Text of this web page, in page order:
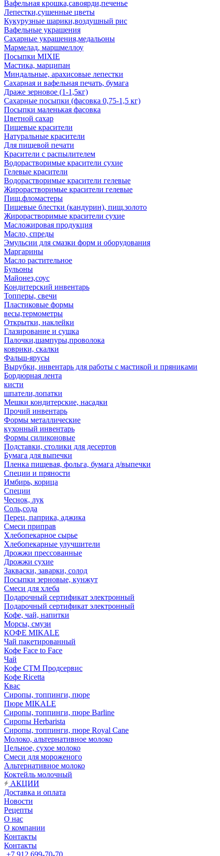
Вафельная крошка,савоярди,печенье
Лепестки,сушенные цветы
Кукурузные шарики,воздушный рис
Вафельные украшения
Сахарные украшения,медальоны
Мармелад, маршмеллоу
Посыпки MIXIE
Мастика, марципан
Миндальные, арахисовые лепестки
Сахарная и вафельная печать, бумага
Драже зерновое (1-1,5кг)
Сахарные посыпки (фасовка 0,75-1,5 кг)
Посыпки маленькая фасовка
Цветной сахар
Пищевые красители
Натуральные красители
Для пищевой печати
Красители с распылителем
Водорастворимые красители сухие
Гелевые красители
Водорастворимые красители гелевые
Жирорастворимые красители гелевые
Пищ.фломастеры
Пищевые блестки (кандурин), пищ.золото
Жирорастворимые красители сухие
Масложировая продукция
Масло, спреды
Эмульсии для смазки форм и оборудования
Маргарины
Масло растительное
Бульоны
Майонез,соус
Кондитерский инвентарь
Топперы, свечи
Пластиковые формы
весы,термометры
Открытки, наклейки
Глазирование и сушка
Палочки,шампуры,проволока
коврики, скалки
Фальш-ярусы
Вырубки, инвентарь для работы с мастикой и пряниками
Бордюрная лента
кисти
шпатели,лопатки
Мешки кондитерские, насадки
Прочий инвентарь
Формы металлические
кухонный инвентарь
Формы силиконовые
Подставки, столики для десертов
Бумага для выпечки
Пленка пищевая, фольга, бумага д/выпечки
Специи и пряности
Имбирь, корица
Специи
Чеснок, лук
Соль,сода
Перец, паприка, аджика
Смеси приправ
Хлебопекарное сырье
Хлебопекарные улучшители
Дрожжи прессованные
Дрожжи сухие
Закваски, заварки, солод
Посыпки зерновые, кунжут
Смеси для хлеба
Подарочный сертификат электронный
Подарочный сертификат электронный
Кофе, чай, напитки
Морсы, смузи
КОФЕ MIKALE
Чай пакетированный
Кофе Face to Face
Чай
Кофе СТМ Продсервис
Кофе Ricetta
Квас
Сиропы, топпинги, пюре
Пюре MIKALE
Сиропы, топпинги, пюре Barline
Сиропы Herbarista
Сиропы, топпинги, пюре Royal Cane
Молоко, альтернативное молоко
Цельное, сухое молоко
Смеси для мороженого
Альтернативное молоко
Коктейль молочный
АКЦИИ
Доставка и оплата
Новости
Рецепты
О нас
О компании
Контакты
Контакты
+7 912 699-70-70